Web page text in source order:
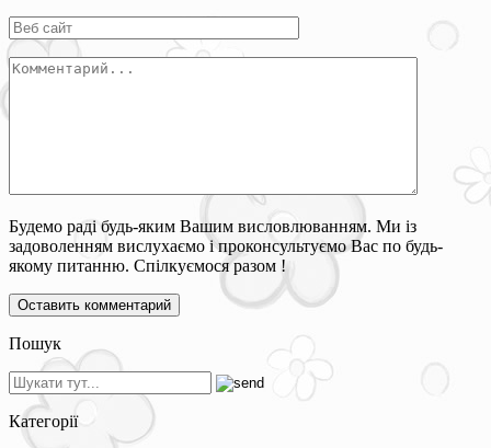
Будемо раді будь-яким Вашим висловлюванням. Ми із
задоволенням вислухаємо і проконсультуємо Вас по будь-
якому питанню. Спілкуємося разом !
Пошук
Категорії